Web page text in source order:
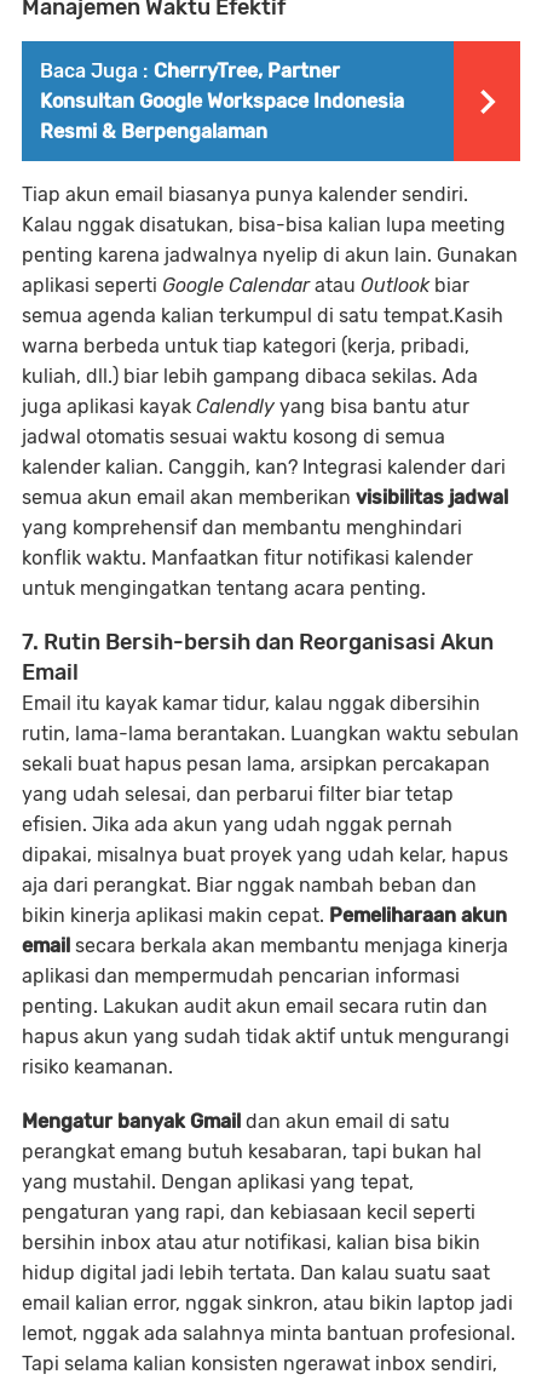
Manajemen Waktu Efektif
Baca Juga : CherryTree, Partner
Konsultan Google Workspace Indonesia
Resmi & Berpengalaman
Tiap akun email biasanya punya kalender sendiri.
Kalau nggak disatukan, bisa-bisa kalian lupa meeting
penting karena jadwalnya nyelip di akun lain. Gunakan
aplikasi seperti Google Calendaratau Outlookbiar
semua agenda kalian terkumpul di satu tempat.Kasih
warna berbeda untuk tiap kategori (kerja, pribadi,
kuliah, dll.) biar lebih gampang dibaca sekilas. Ada
juga aplikasi kayak Calendly yang bisa bantu atur
jadwal otomatis sesuai waktu kosong di semua
kalender kalian. Canggih, kan? Integrasi kalender dari
semua akun email akan memberikan visibilitas jadwal
yang komprehensif dan membantu menghindari
konflik waktu. Manfaatkan fitur notifikasi kalender
untuk mengingatkan tentang acara penting.
7. Rutin Bersih-bersih dan Reorganisasi Akun
Email
Email itu kayak kamar tidur, kalau nggak dibersihin
rutin, lama-lama berantakan. Luangkan waktu sebulan
sekali buat hapus pesan lama, arsipkan percakapan
yang udah selesai, dan perbarui filter biar tetap
efisien. Jika ada akun yang udah nggak pernah
dipakai, misalnya buat proyek yang udah kelar, hapus
aja dari perangkat. Biar nggak nambah beban dan
bikin kinerja aplikasi makin cepat. Pemeliharaan akun
email secara berkala akan membantu menjaga kinerja
aplikasi dan mempermudah pencarian informasi
penting. Lakukan audit akun email secara rutin dan
hapus akun yang sudah tidak aktif untuk mengurangi
risiko keamanan.
Mengatur banyak Gmail dan akun email di satu
perangkat emang butuh kesabaran, tapi bukan hal
yang mustahil. Dengan aplikasi yang tepat,
pengaturan yang rapi, dan kebiasaan kecil seperti
bersihin inbox atau atur notifikasi, kalian bisa bikin
hidup digital jadi lebih tertata. Dan kalau suatu saat
email kalian error, nggak sinkron, atau bikin laptop jadi
lemot, nggak ada salahnya minta bantuan profesional.
Tapi selama kalian konsisten ngerawat inbox sendiri,